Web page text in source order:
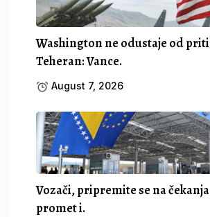
Washington ne odustaje od
Teheran: Vance.
August 7, 2026
Vozači, pripremite se na
promet i.